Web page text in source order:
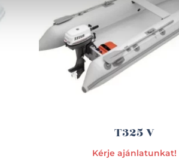
T325 V
Kérje ajánlatunkat!